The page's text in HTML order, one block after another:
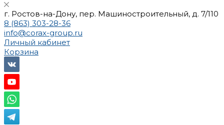
г. Ростов-на-Дону, пер. Машиностроительный, д. 7/110
8 (863) 303-28-36
info@corax-group.ru
Личный кабинет
Корзина